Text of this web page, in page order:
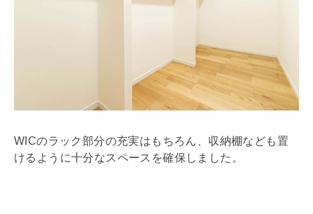
WICのラック部分の充実はもちろん、収納棚なども置
けるように十分なスペースを確保しました。